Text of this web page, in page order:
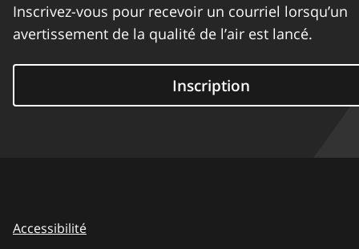
Inscrivez-vous pour recevoir un courriel lorsqu’un
avertissement de la qualité de l’air est lancé.
Inscription
Accessibilité